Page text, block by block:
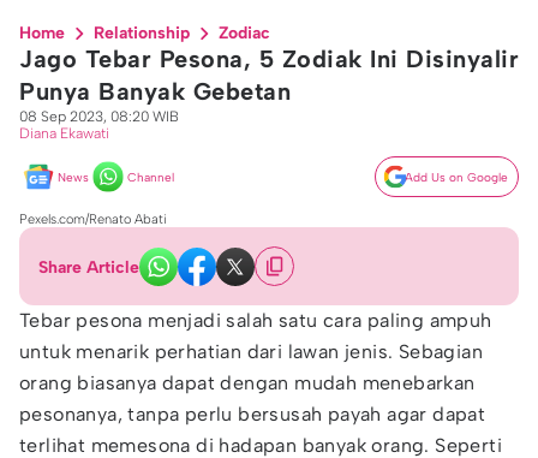
Home Relationship Zodiac
Jago Tebar Pesona, 5 Zodiak Ini Disinyalir
Punya Banyak Gebetan
08 Sep 2023, 08:20 WIB
Diana Ekawati
News Channel Add Us on Google
Pexels.com/Renato Abati
Share Article
Tebar pesona menjadi salah satu cara paling ampuh
untuk menarik perhatian dari lawan jenis. Sebagian
orang biasanya dapat dengan mudah menebarkan
pesonanya, tanpa perlu bersusah payah agar dapat
terlihat memesona di hadapan banyak orang. Seperti